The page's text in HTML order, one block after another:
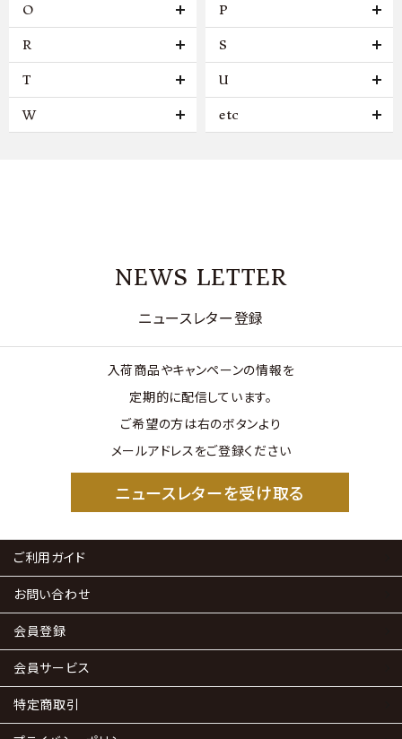
O P
R S
T U
W etc
NEWS LETTER
ニュースレター登録
入荷商品やキャンペーンの情報を
定期的に配信しています。
ご希望の方は右のボタンより
メールアドレスをご登録ください
ニュースレターを受け取る
ご利用ガイド
お問い合わせ
会員登録
会員サービス
特定商取引